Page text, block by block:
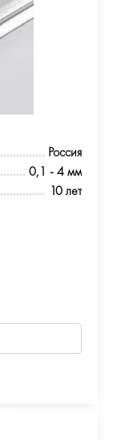
Россия
0,1 - 4 мм
10 лет